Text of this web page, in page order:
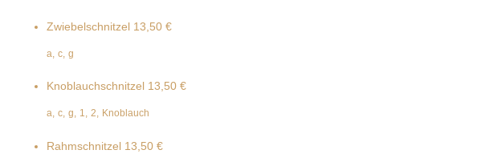
Zwiebelschnitzel 13,50 €
a, c, g
Knoblauchschnitzel 13,50 €
a, c, g, 1, 2, Knoblauch
Rahmschnitzel 13,50 €